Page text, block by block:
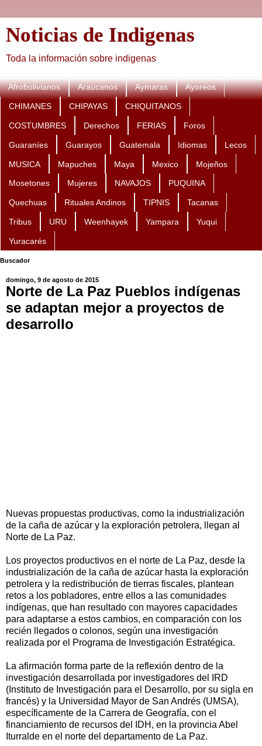
Noticias de Indigenas
Toda la información sobre indigenas
Afrobolivianos Araucanos Aymaras Ayoreos
CHIMANES CHIPAYAS CHIQUITANOS
COSTUMBRES Derechos FERIAS Foros
Guaraníes Guarayos Guatemala Idiomas Lecos
MUSICA Mapuches Maya Mexico Mojeños
Mosetones Mujeres NAVAJOS PUQUINA
Quechuas Rituales Andinos TIPNIS Tacanas
Tribus URU Weenhayek Yampara Yuqui
Yuracarés
Buscador
domingo, 9 de agosto de 2015
Norte de La Paz Pueblos indígenas
se adaptan mejor a proyectos de
desarrollo
Nuevas propuestas productivas, como la industrialización
de la caña de azúcar y la exploración petrolera, llegan al
Norte de La Paz.
Los proyectos productivos en el norte de La Paz, desde la
industrialización de la caña de azúcar hasta la exploración
petrolera y la redistribución de tierras fiscales, plantean
retos a los pobladores, entre ellos a las comunidades
indígenas, que han resultado con mayores capacidades
para adaptarse a estos cambios, en comparación con los
recién llegados o colonos, según una investigación
realizada por el Programa de Investigación Estratégica.
La afirmación forma parte de la reflexión dentro de la
investigación desarrollada por investigadores del IRD
(Instituto de Investigación para el Desarrollo, por su sigla en
francés) y la Universidad Mayor de San Andrés (UMSA),
específicamente de la Carrera de Geografía, con el
financiamiento de recursos del IDH, en la provincia Abel
Iturralde en el norte del departamento de La Paz.